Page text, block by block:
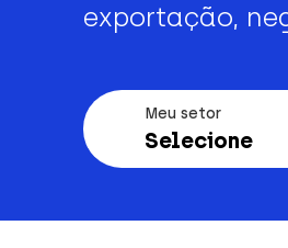
exportação,
Meu setor
Selecione